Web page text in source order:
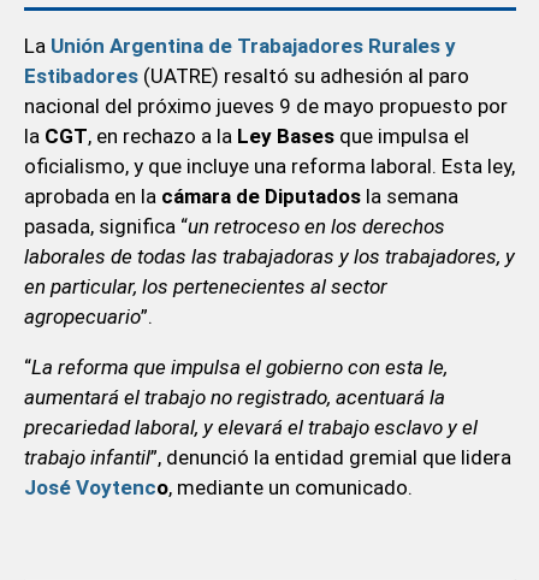
La Unión Argentina de Trabajadores Rurales y
Estibadores(UATRE) resaltó su adhesión al paro
nacional del próximo jueves 9 de mayo propuesto por
la CGT, en rechazo a la Ley Basesque impulsa el
oficialismo, y que incluye una reforma laboral. Esta ley,
aprobada en la cámara de Diputadosla semana
pasada, significa “un retroceso en los derechos
laborales de todas las trabajadoras y los trabajadores, y
en particular, los pertenecientes al sector
agropecuario”.
“La reforma que impulsa el gobierno con esta le,
aumentará el trabajo no registrado, acentuará la
precariedad laboral, y elevará el trabajo esclavo y el
trabajo infantil”, denunció la entidad gremial que lidera
José Voytenco, mediante un comunicado.